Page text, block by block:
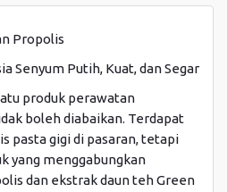
Propolis
Senyum Putih, Kuat, dan Segar
produk perawatan
boleh diabaikan. Terdapat
pasta gigi di pasaran, tetapi
yang menggabungkan
dan ekstrak daun teh Green